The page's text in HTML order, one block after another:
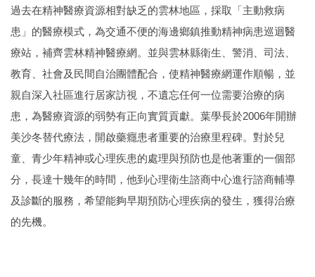
過去在精神醫療資源相對缺乏的雲林地區，採取「主動救病
患」的醫療模式，為交通不便的海邊鄉鎮推動精神病患巡迴醫
療站，補齊雲林精神醫療網。並與雲林縣衛生、警消、司法、
教育、社會及民間自治團體配合，使精神醫療網運作順暢，並
親自深入社區進行居家訪視，不遺忘任何一位需要治療的病
患，為醫療資源的弱勢有正向實質貢獻。葉學長於2006年開辦
美沙冬替代療法，開啟藥癮患者重要的治療里程碑。對於兒
童、青少年精神或心理疾患的處理與預防也是他著重的一個部
分，長達十幾年的時間，他到心理衛生諮商中心進行諮商輔導
及診斷的服務，希望能夠早期預防心理疾病的發生，獲得治療
的先機。